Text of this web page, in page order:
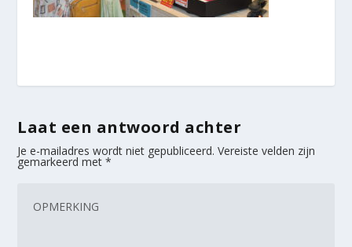
Laat een antwoord achter
Je e-mailadres wordt niet gepubliceerd. Vereiste velden zijn
gemarkeerd met*